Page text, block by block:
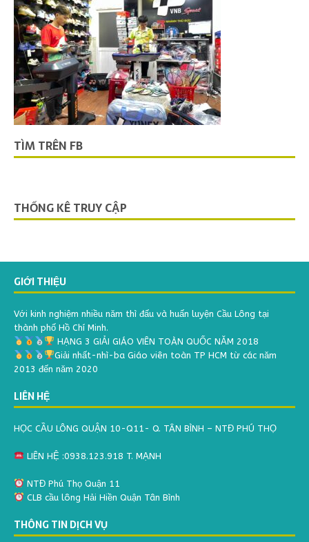
TÌM TRÊN FB
THỐNG KÊ TRUY CẬP
GIỚI THIỆU
Với kinh nghiệm nhiều năm thì đấu và huấn luyện Cầu Lông tại
thành phố Hồ Chí Minh.
HẠNG 3 GIẢI GIÁO VIÊN TOÀN QUỐC NĂM 2018
Giải nhất-nhì-ba Giáo viên toàn TP HCM từ các năm
2013 đến năm 2020
LIÊN HỆ
HỌC CẦU LÔNG QUẬN 10-Q11- Q. TÂN BÌNH – NTĐ PHÚ THỌ
LIÊN HỆ :0938.123.918 T. MẠNH
NTĐ Phú Thọ Quận 11
CLB cầu lông Hải Hiền Quận Tân Bình
THÔNG TIN DỊCH VỤ